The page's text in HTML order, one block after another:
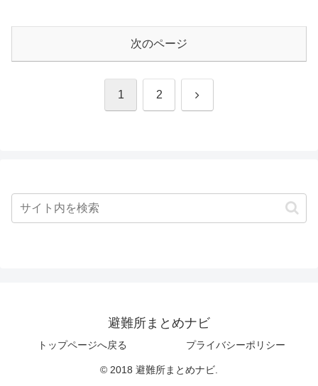
次のページ
1 2 次
避難所まとめナビ
トップページへ戻る プライバシーポリシー
© 2018 避難所まとめナビ.